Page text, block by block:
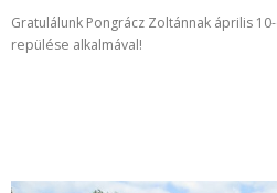
Gratulálunk Pongrácz Zoltánnak április
repülése alkalmával!